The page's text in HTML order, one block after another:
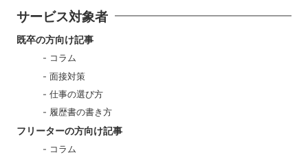
サービス対象者
既卒の方向け記事
コラム
面接対策
仕事の選び方
履歴書の書き方
フリーターの方向け記事
コラム